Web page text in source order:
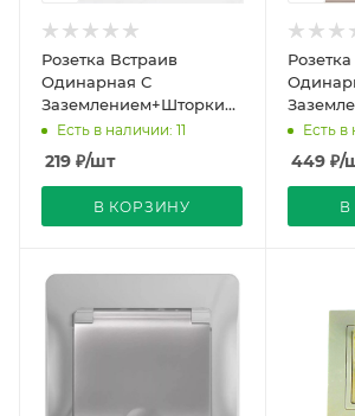
Розетка Встраив
Одинарная С
Заземлением+Шторки+Крышка
Белый IP20 16А 250В
Уют Bylectrica
Есть в наличии: 11
219 ₽/шт
В КОРЗИНУ
Беж
Electric
Есть в
449 ₽/
В